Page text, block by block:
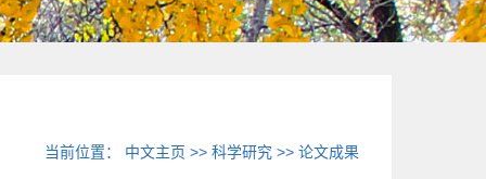
当前位置： 中文主页 >>科学研究 >>论文成果